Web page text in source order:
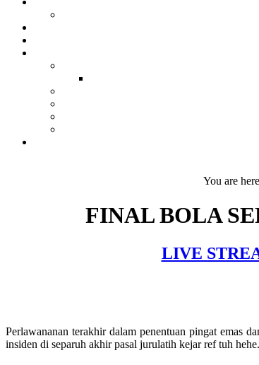
You are
FINAL BOLA
LIVE
Perlawananan terakhir dalam penentuan pingat emas
insiden di separuh akhir pasal jurulatih kejar ref tuh